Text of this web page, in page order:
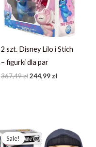
2 szt. Disney Lilo i Stich
– figurki dla par
367,49zł 244,99zł
Sale!
Sale!
cena
wynosiła:
cena
wynosi: